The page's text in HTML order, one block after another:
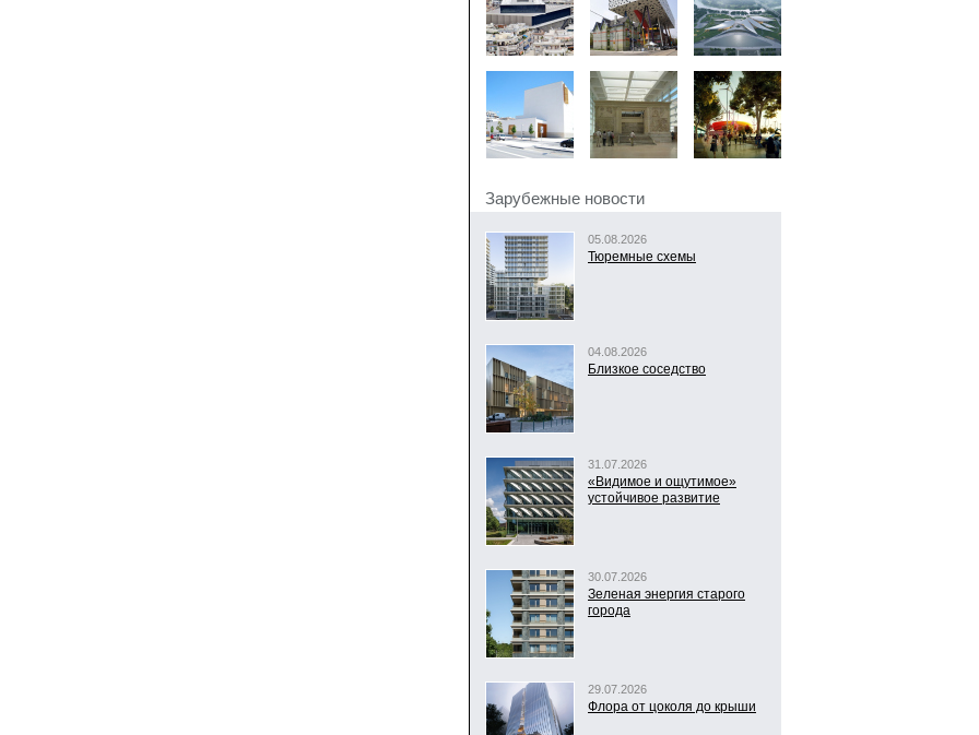
Зарубежные новости
05.08.2026
Тюремные схемы
04.08.2026
Близкое соседство
31.07.2026
«Видимое и ощутимое»
устойчивое развитие
30.07.2026
Зеленая энергия старого
города
29.07.2026
Флора от цоколя до крыши